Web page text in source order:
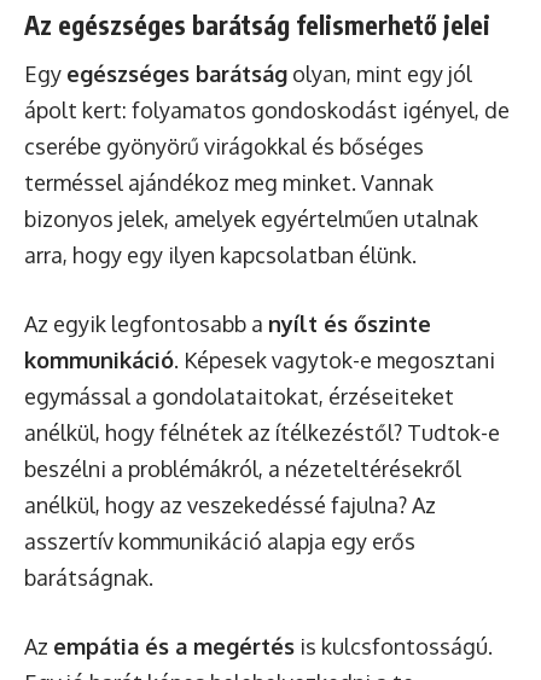
Az egészséges barátság felismerhető jelei
Egy egészséges barátság olyan, mint egy jól
ápolt kert: folyamatos gondoskodást igényel, de
cserébe gyönyörű virágokkal és bőséges
terméssel ajándékoz meg minket. Vannak
bizonyos jelek, amelyek egyértelműen utalnak
arra, hogy egy ilyen kapcsolatban élünk.
Az egyik legfontosabb a nyílt és őszinte
kommunikáció. Képesek vagytok-e megosztani
egymással a gondolataitokat, érzéseiteket
anélkül, hogy félnétek az ítélkezéstől? Tudtok-e
beszélni a problémákról, a nézeteltérésekről
anélkül, hogy az veszekedéssé fajulna? Az
asszertív kommunikáció alapja egy erős
barátságnak.
Az empátia és a megértés is kulcsfontosságú.